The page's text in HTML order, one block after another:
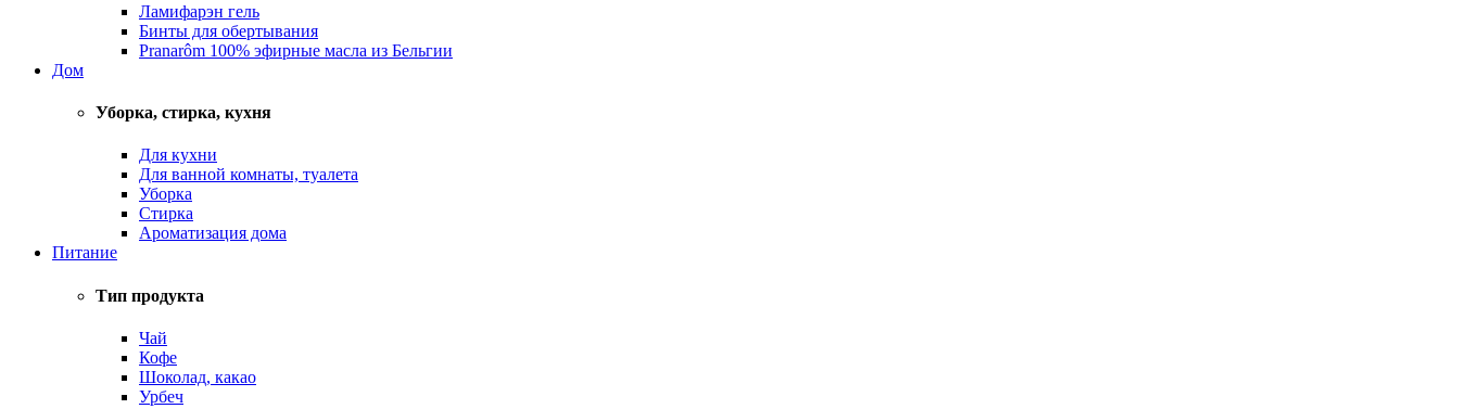
Ламифарэн гель
Бинты для обертывания
Pranarôm 100% эфирные масла из Бельгии
Дом
Уборка, стирка, кухня
Для кухни
Для ванной комнаты, туалета
Уборка
Стирка
Ароматизация дома
Питание
Тип продукта
Чай
Кофе
Шоколад, какао
Урбеч